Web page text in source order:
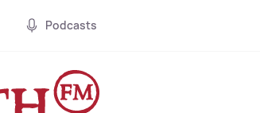
Podcasts